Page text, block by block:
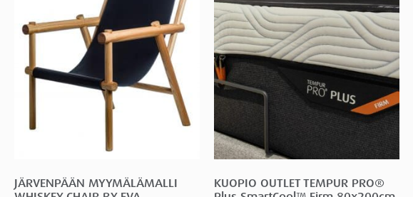
JÄRVENPÄÄN MYYMÄLÄMALLI
KUOPIO OUTLET TEMPUR PRO®